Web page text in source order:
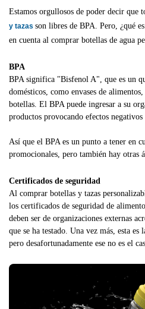
Estamos orgullosos de poder decir que
y tazas son libres de BPA. Pero, ¿qué
en cuenta al comprar botellas de agua
BPA
BPA significa "Bisfenol A", que es un
domésticos, como envases de
botellas. El BPA puede ingresar a su
productos provocando efectos negativos
Así que el BPA es un punto a tener en
promocionales, pero también hay otras
Certificados de seguridad
Al comprar botellas y tazas
los certificados de seguridad de
deben ser de organizaciones externas
que se ha testado. Una vez más, esta es
pero desafortunadamente ese no es el